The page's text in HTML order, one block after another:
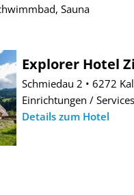
Sauna
Explorer Hotel
Schmiedau 2 • 6272
Einrichtungen /
Details zum Hotel
Bilder
Asitzbahn in Leogang
Zur Bildgalerie